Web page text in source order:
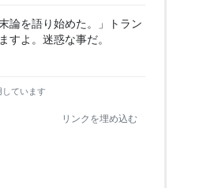
論を語り始めた。」トラン
すよ。迷惑な事だ。
ています
リンクを埋め込む